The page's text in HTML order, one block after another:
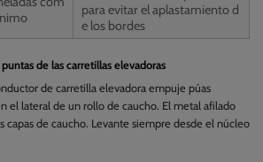
para evitar el aplastamiento d
e los bordes
de las carretillas elevadoras
de carretilla elevadora empuje púas
el lateral de un rollo de caucho. El metal afilado
capas de caucho. Levante siempre desde el núcleo